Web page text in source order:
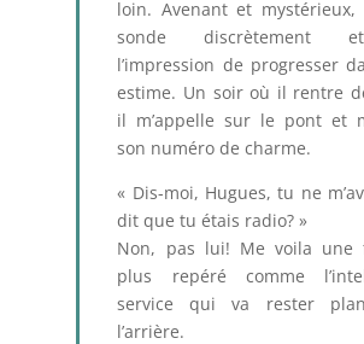
loin. Avenant et
sonde discrètement
l’impression de progresser
estime. Un soir où il rentre
il m’appelle sur le pont et
son numéro de charme.
« Dis-moi, Hugues, tu ne
dit que tu étais radio? »
Non, pas lui! Me voila une
plus repéré comme
service qui va rester
l’arrière.